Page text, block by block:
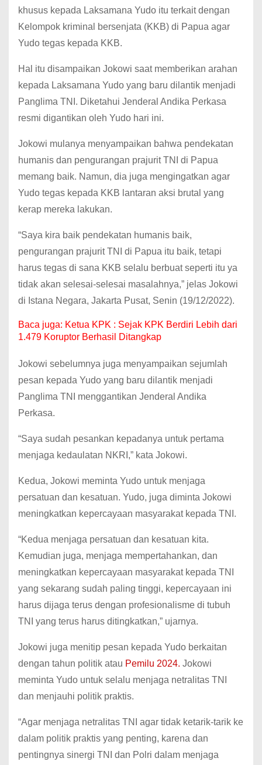
khusus kepada Laksamana Yudo itu terkait dengan
Kelompok kriminal bersenjata (KKB) di Papua agar
Yudo tegas kepada KKB.
Hal itu disampaikan Jokowi saat memberikan arahan
kepada Laksamana Yudo yang baru dilantik menjadi
Panglima TNI. Diketahui Jenderal Andika Perkasa
resmi digantikan oleh Yudo hari ini.
Jokowi mulanya menyampaikan bahwa pendekatan
humanis dan pengurangan prajurit TNI di Papua
memang baik. Namun, dia juga mengingatkan agar
Yudo tegas kepada KKB lantaran aksi brutal yang
kerap mereka lakukan.
“Saya kira baik pendekatan humanis baik,
pengurangan prajurit TNI di Papua itu baik, tetapi
harus tegas di sana KKB selalu berbuat seperti itu ya
tidak akan selesai-selesai masalahnya,” jelas Jokowi
di Istana Negara, Jakarta Pusat, Senin (19/12/2022).
Baca juga: Ketua KPK : Sejak KPK Berdiri Lebih dari
1.479 Koruptor Berhasil Ditangkap
Jokowi sebelumnya juga menyampaikan sejumlah
pesan kepada Yudo yang baru dilantik menjadi
Panglima TNI menggantikan Jenderal Andika
Perkasa.
“Saya sudah pesankan kepadanya untuk pertama
menjaga kedaulatan NKRI,” kata Jokowi.
Kedua, Jokowi meminta Yudo untuk menjaga
persatuan dan kesatuan. Yudo, juga diminta Jokowi
meningkatkan kepercayaan masyarakat kepada TNI.
“Kedua menjaga persatuan dan kesatuan kita.
Kemudian juga, menjaga mempertahankan, dan
meningkatkan kepercayaan masyarakat kepada TNI
yang sekarang sudah paling tinggi, kepercayaan ini
harus dijaga terus dengan profesionalisme di tubuh
TNI yang terus harus ditingkatkan,” ujarnya.
Jokowi juga menitip pesan kepada Yudo berkaitan
dengan tahun politik atau Pemilu 2024. Jokowi
meminta Yudo untuk selalu menjaga netralitas TNI
dan menjauhi politik praktis.
“Agar menjaga netralitas TNI agar tidak ketarik-tarik ke
dalam politik praktis yang penting, karena dan
pentingnya sinergi TNI dan Polri dalam menjaga